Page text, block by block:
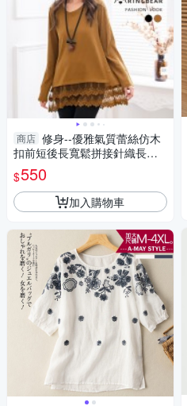
商店 修身--優雅氣質蕾絲仿木
扣前短後長寬鬆拼接針織長版
上衣(黑.咖XL-5L)-X314眼圈熊
中大尺碼
$550
加入購物車